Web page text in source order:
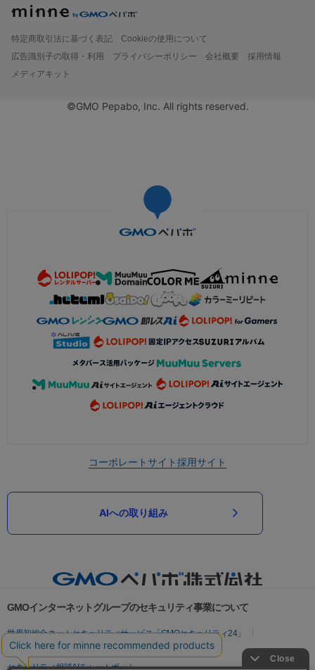
特定商取引法に基づく表記
Cookieの使用について
広告識別子の取得・利用
プライバシーポリシー 会社概要
採用情報
メディアキット
©GMO Pepabo, Inc. All rights reserved.
コーポレートサイト採用サイト
AIへの取り組み
GMOインターネットグループのセキュリティ事業について
世界初総合ネットセキュリティサービス「GMOセキュリティ24」
パスワード漏洩診断
Webサイトリスク診断
セキュリティ相談AIチャットボット